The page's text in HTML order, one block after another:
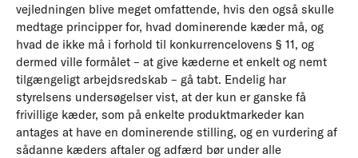
vejledningen blive meget omfattende, hvis den også skulle
medtage principper for, hvad dominerende kæder må, og
hvad de ikke må i forhold til konkurrencelovens § 11, og
dermed ville formålet – at give kæderne et enkelt og nemt
tilgængeligt arbejdsredskab – gå tabt. Endelig har
styrelsens undersøgelser vist, at der kun er ganske få
frivillige kæder, som på enkelte produktmarkeder kan
antages at have en dominerende stilling, og en vurdering af
sådanne kæders aftaler og adfærd bør under alle